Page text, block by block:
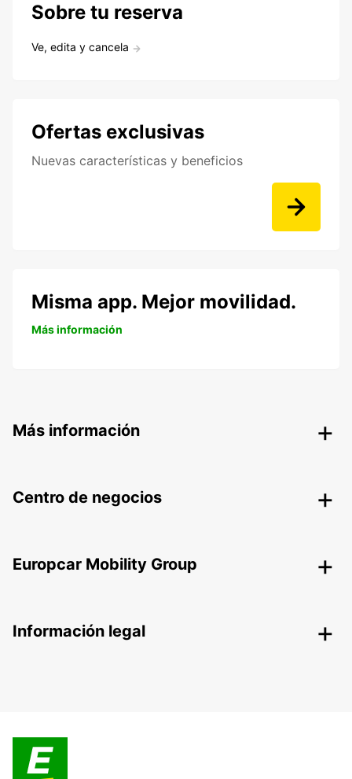
Sobre tu reserva
Ve, edita y cancela
Ofertas exclusivas
Nuevas características y beneficios
Misma app. Mejor movilidad.
Más información
Más información
Centro de negocios
Europcar Mobility Group
Información legal